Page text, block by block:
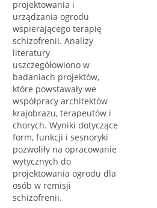
projektowania i
urządzania ogrodu
wspierającego terapię
schizofrenii. Analizy
literatury
uszczegółowiono w
badaniach projektów,
które powstawały we
współpracy architektów
krajobrazu, terapeutów i
chorych. Wyniki dotyczące
form, funkcji i sesnoryki
pozwoliły na opracowanie
wytycznych do
projektowania ogrodu dla
osób w remisji
schizofrenii.